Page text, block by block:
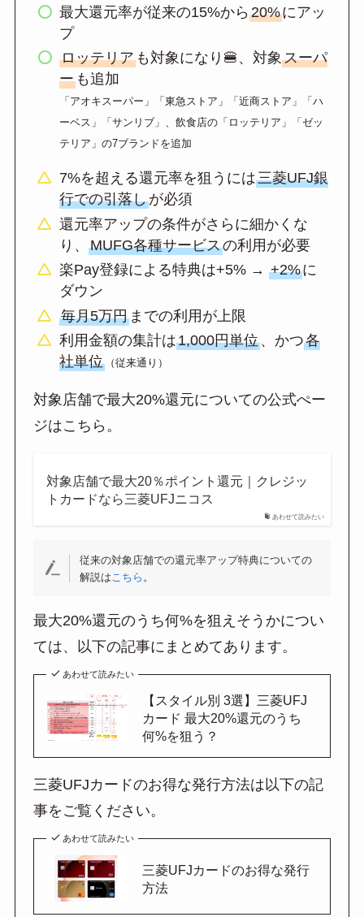
最大還元率が従来の15%から 20%にアッ
プ
ロッテリアも対象になり🍔、対象スーパ
ーも追加
「アオキスーパー」「東急ストア」「近商ストア」「ハ
ーベス」「サンリブ」、飲食店の「ロッテリア」「ゼッ
テリア」の7ブランドを追加
7%を超える還元率を狙うには三菱UFJ銀
行での引落しが必須
還元率アップの条件がさらに細かくな
り、 MUFG各種サービスの利用が必要
楽Pay登録による特典は+5% → +2%に
ダウン
毎月5万円までの利用が上限
利用金額の集計は1,000円単位、かつ各
社単位（従来通り）
対象店舗で最大20%還元についての公式ぺー
ジはこちら。
あわせて読みたい
対象店舗で最大20％ポイント還元｜クレジッ
トカードなら三菱UFJニコス
従来の対象店舗での還元率アップ特典についての
解説は こちら 。
最大20%還元のうち何%を狙えそうかについ
ては、以下の記事にまとめてあります。
あわせて読みたい
【スタイル別 3選】三菱UFJ
カード 最大20%還元のうち
何%を狙う？
三菱UFJカードのお得な発行方法は以下の記
事をご覧ください。
あわせて読みたい
三菱UFJカードのお得な発行
方法